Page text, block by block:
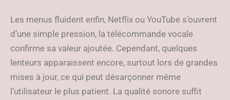
Les menus fluident enfin, Netflix ou YouTube s’ouvrent
d’une simple pression, la télécommande vocale
confirme sa valeur ajoutée. Cependant, quelques
lenteurs apparaissent encore, surtout lors de grandes
mises à jour, ce qui peut désarçonner même
l’utilisateur le plus patient. La qualité sonore suffit